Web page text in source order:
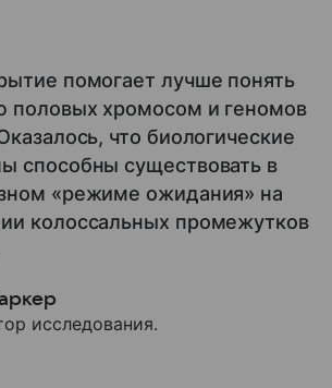
помогает лучше понять
половых хромосом и геномов
что биологические
способны существовать в
«режиме ожидания» на
колоссальных промежутков
исследования.